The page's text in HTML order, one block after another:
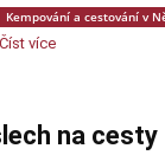
Kempování a cestování v
Číst více
na cesty